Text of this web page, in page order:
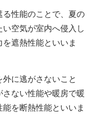
性能のことで、 夏の
空気が室内へ侵入し
遮熱性能といいま
に逃がさないこと
ない性能や暖房で暖
を断熱性能といいま